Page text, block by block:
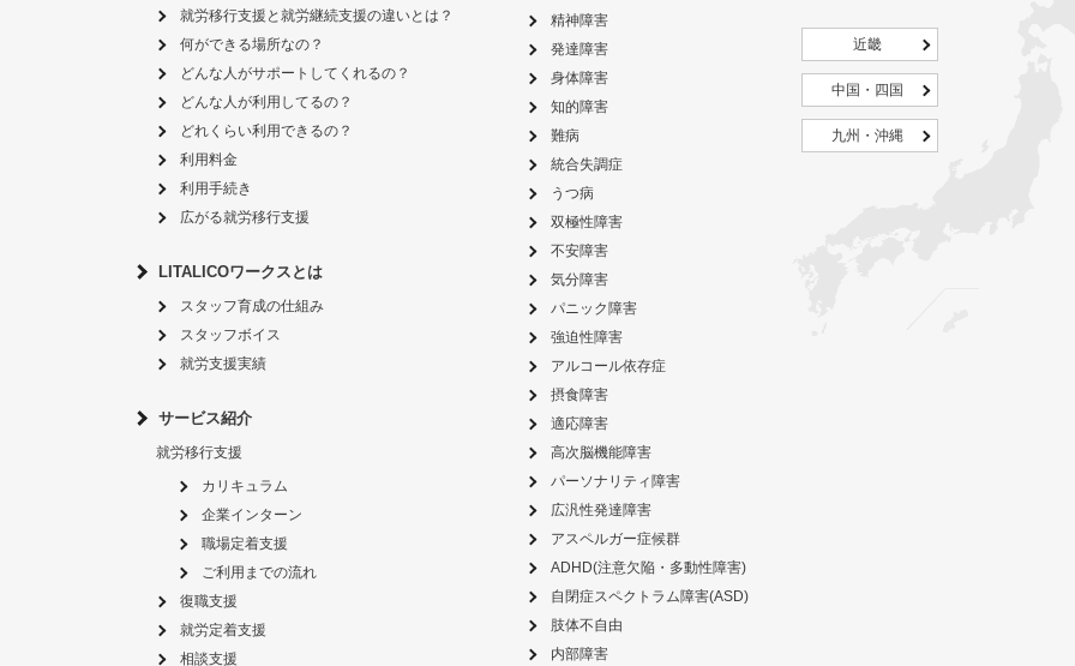
就労移行支援と就労継続支援の違いとは？
何ができる場所なの？
どんな人がサポートしてくれるの？
どんな人が利用してるの？
どれくらい利用できるの？
利用料金
利用手続き
広がる就労移行支援
LITALICOワークスとは
スタッフ育成の仕組み
スタッフボイス
就労支援実績
サービス紹介
就労移行支援
カリキュラム
企業インターン
職場定着支援
ご利用までの流れ
復職支援
就労定着支援
相談支援
精神障害
発達障害
身体障害
知的障害
難病
統合失調症
うつ病
双極性障害
不安障害
気分障害
パニック障害
強迫性障害
アルコール依存症
摂食障害
適応障害
高次脳機能障害
パーソナリティ障害
広汎性発達障害
アスペルガー症候群
ADHD(注意欠陥・多動性障害)
自閉症スペクトラム障害(ASD)
肢体不自由
内部障害
近畿
中国・四国
九州・沖縄